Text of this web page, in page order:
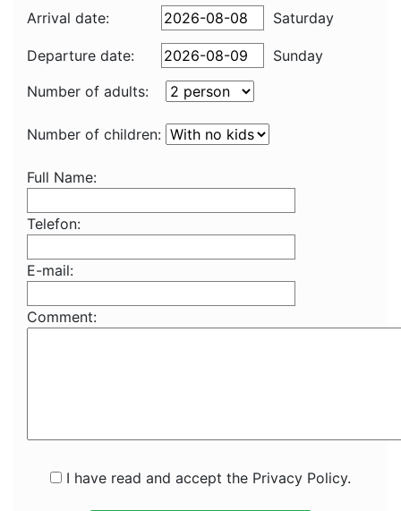
Arrival date: Saturday
Departure date:
Sunday
Number of adults:
Number of children:
Full Name:
Telefon:
E-mail:
Comment:
I have read and accept the Privacy Policy.